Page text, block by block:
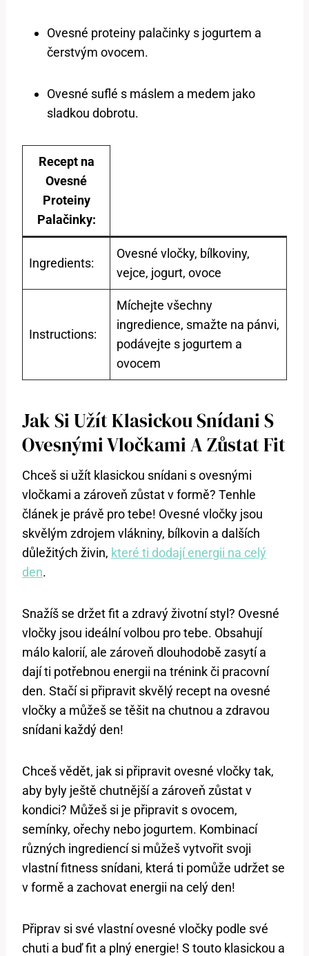
Ovesné proteiny palačinky s jogurtem a
čerstvým ovocem.
Ovesné suflé s máslem a medem jako
sladkou dobrotu.
Recept na
Ovesné
Proteiny
Palačinky:
Ingredients:
Ovesné vločky, bílkoviny,
vejce, jogurt, ovoce
Instructions:
Míchejte všechny
ingredience, smažte na pánvi,
podávejte s jogurtem a
ovocem
Jak Si Užít Klasickou Snídani S
Ovesnými Vločkami A Zůstat Fit
Chceš si užít klasickou snídani s ovesnými
vločkami a zároveň zůstat v formě? Tenhle
článek je právě pro tebe! Ovesné vločky jsou
skvělým zdrojem vlákniny, bílkovin a dalších
důležitých živin, které ti dodají energii na celý
den.
Snažíš se držet fit a zdravý životní styl? Ovesné
vločky jsou ideální volbou pro tebe. Obsahují
málo kalorií, ale zároveň dlouhodobě zasytí a
dají ti potřebnou energii na trénink či pracovní
den. Stačí si připravit skvělý recept na ovesné
vločky a můžeš se těšit na chutnou a zdravou
snídani každý den!
Chceš vědět, jak si připravit ovesné vločky tak,
aby byly ještě chutnější a zároveň zůstat v
kondici? Můžeš si je připravit s ovocem,
semínky, ořechy nebo jogurtem. Kombinací
různých ingrediencí si můžeš vytvořit svoji
vlastní fitness snídani, která ti pomůže udržet se
v formě a zachovat energii na celý den!
Připrav si své vlastní ovesné vločky podle své
chuti a buď fit a plný energie! S touto klasickou a